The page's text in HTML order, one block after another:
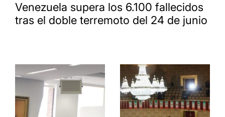
Venezuela supera los 6.100 fallecidos
tras el doble terremoto del 24 de junio